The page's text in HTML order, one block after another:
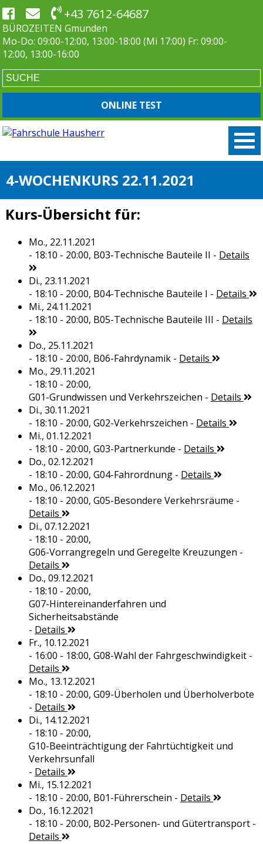
+43 7612-64687
BÜROZEITEN Gmunden
Mo-Do: 09:00-12:00, 13:00-18:00 (Mi 17:00) Fr: 09:00-
12:00, 13:00-16:00
ONLINE TEST
4-WOCHENKURS 22.11.2021
Kurs-Übersicht für:
Mo., 22.11.2021
- 18:10 - 20:00, B03-Technische Bauteile II - Details
Di., 23.11.2021
- 18:10 - 20:00, B04-Technische Bauteile I - Details
Mi., 24.11.2021
- 18:10 - 20:00, B05-Technische Bauteile III - Details
Do., 25.11.2021
- 18:10 - 20:00, B06-Fahrdynamik- Details
Mo., 29.11.2021
- 18:10 - 20:00,
G01-Grundwissen und Verkehrszeichen - Details
Di., 30.11.2021
- 18:10 - 20:00, G02-Verkehrszeichen - Details
Mi., 01.12.2021
- 18:10 - 20:00, G03-Partnerkunde - Details
Do., 02.12.2021
- 18:10 - 20:00, G04-Fahrordnung- Details
Mo., 06.12.2021
- 18:10 - 20:00, G05-Besondere Verkehrsräume -
Details
Di., 07.12.2021
- 18:10 - 20:00,
G06-Vorrangregeln und Geregelte Kreuzungen -
Details
Do., 09.12.2021
- 18:10 - 20:00,
G07-Hintereinanderfahren und
Sicherheitsabstände
- Details
Fr., 10.12.2021
- 16:00 - 18:00, G08-Wahl der Fahrgeschwindigkeit-
Details
Mo., 13.12.2021
- 18:10 - 20:00, G09-Überholen und Überholverbote
- Details
Di., 14.12.2021
- 18:10 - 20:00,
G10-Beeinträchtigung der Fahrtüchtigkeit und
Verkehrsunfall
- Details
Mi., 15.12.2021
- 18:10 - 20:00, B01-Führerschein - Details
Do., 16.12.2021
- 18:10 - 20:00, B02-Personen- und Gütertransport-
Details